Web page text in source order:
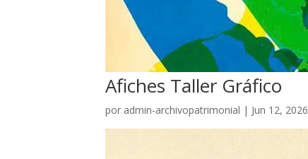
Afiches Taller Gráfico
por admin-archivopatrimonial | Jun 12, 2026